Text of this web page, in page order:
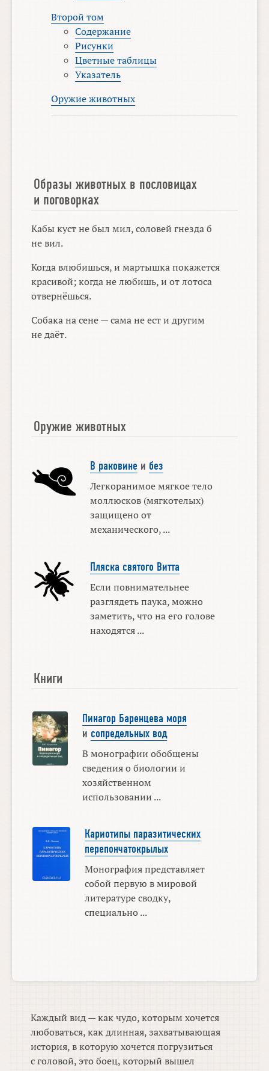
Второй том
Содержание
Рисунки
Цветные таблицы
Указатель
Оружие животных
Образы животных в пословицах
и поговорках
Кабы куст не был мил, соловей гнезда б
не вил.
Когда влюбишься, и мартышка покажется
красивой; когда не любишь, и от лотоса
отвернёшься.
Собака на сене — сама не ест и другим
не даёт.
Оружие животных
В раковине и без
Легкоранимое мягкое тело
моллюсков (мягкотелых)
защищено от
механического, ...
Пляска святого Витта
Если повнимательнее
разглядеть паука, можно
заметить, что на его голове
находятся ...
Книги
Пинагор Баренцева моря
и сопредельных вод
В монографии обобщены
сведения о биологии и
хозяйственном
использовании ...
Кариотипы паразитических
перепончатокрылых
Монография представляет
собой первую в мировой
литературе сводку,
специально ...
Каждый вид — как чудо, которым хочется
любоваться, как длинная, захватывающая
история, в которую хочется погрузиться
с головой, это боец, который вышел